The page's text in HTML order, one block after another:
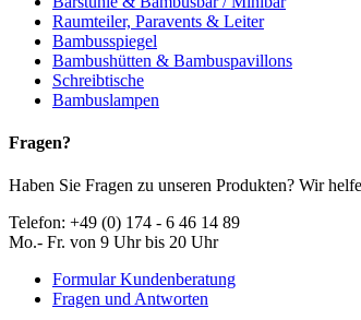
Raumteiler, Paravents & Leiter
Bambusspiegel
Bambushütten & Bambuspavillons
Schreibtische
Bambuslampen
Fragen?
Haben Sie Fragen zu unseren Produkten? Wir
Telefon: +49 (0) 174 - 6 46 14 89
Mo.- Fr. von 9 Uhr bis 20 Uhr
Formular Kundenberatung
Fragen und Antworten